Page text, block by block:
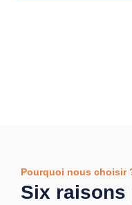
Pourquoi nous choisir
Six raisons